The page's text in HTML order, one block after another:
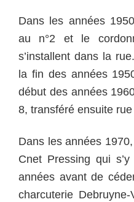
Dans les années
au n°2 et le
s’installent dans la
la fin des années
début des années
8, transféré ensuite
Dans les années
Cnet Pressing qui
années avant de
charcuterie